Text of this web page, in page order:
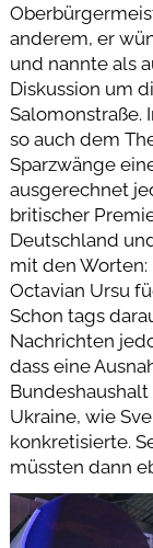
anderem, er
und nannte als
Diskussion um
Salomonstraße.
so auch dem
Sparzwänge
ausgerechnet
britischer
Deutschland
mit den Worten:
Octavian Ursu
Schon tags
Nachrichten
dass eine
Ukraine, wie
konkretisierte.
müssten dann